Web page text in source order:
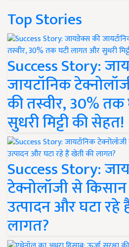
Top Stories
Success Story:
जायटॉनिक
की तस्वीर, 30%
सुधरी मिट्टी की सेहत!
Success Story:
टेक्नोलॉजी से
उत्पादन और घटा रहे
लागत?